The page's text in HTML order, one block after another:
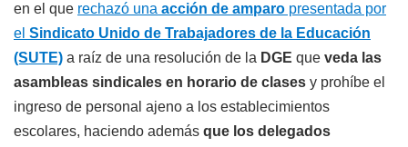
en el que rechazó una acción de amparo presentada por
el Sindicato Unido de Trabajadores de la Educación
(SUTE) a raíz de una resolución de la DGE que veda las
asambleas sindicales en horario de clases y prohíbe el
ingreso de personal ajeno a los establecimientos
escolares, haciendo además que los delegados